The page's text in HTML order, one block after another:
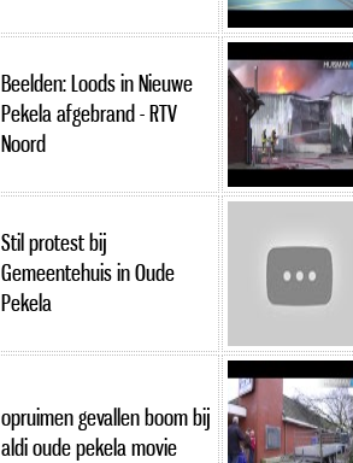
Beelden: Loods in Nieuwe
Pekela afgebrand - RTV
Noord
Stil protest bij
Gemeentehuis in Oude
Pekela
opruimen gevallen boom bij
aldi oude pekela movie